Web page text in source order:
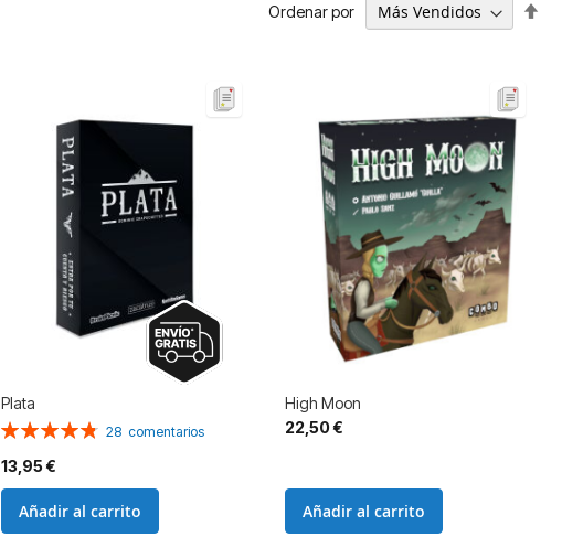
Ordenar por
Plata
Valoración:
28 comentarios
13,95 €
Añadir al carrito
High Moon
22,50 €
Añadir al carrito